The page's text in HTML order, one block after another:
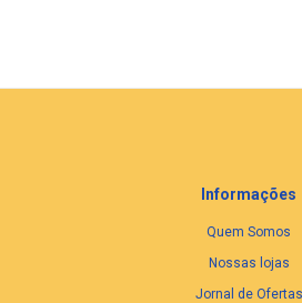
Informações
Quem Somos
Nossas lojas
Jornal de Ofertas